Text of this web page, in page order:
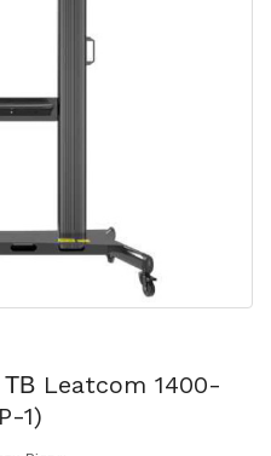
ТВ Leatcom 1400-
1)